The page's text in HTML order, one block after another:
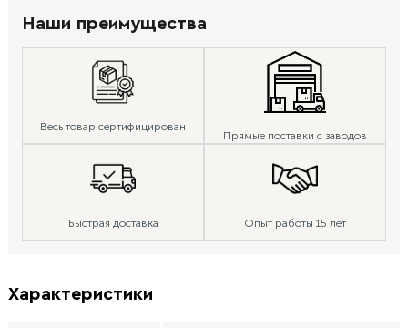
Наши преимущества
Весь товар сертифицирован
Прямые поставки с заводов
Быстрая доставка Опыт работы 15 лет
Характеристики